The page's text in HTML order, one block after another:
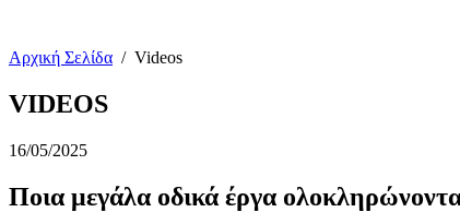
Αρχική Σελίδα / Videos
VIDEOS
16/05/2025
Ποια μεγάλα οδικά έργα